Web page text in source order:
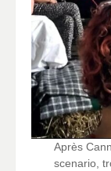
Après
scenario,